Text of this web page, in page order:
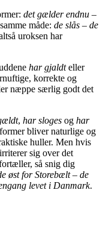
det gælder endnu –
måde: de slås – de
uroksen har
har gjaldteller
korrekte og
næppe særlig godt det
, har sloges og har
bliver naturlige og
huller. Men hvis
sig over det
så snig dig
øst for Storebælt– de
levet i Danmark.